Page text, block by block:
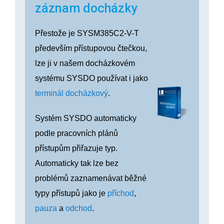
záznam docházky
Přestože je SYSM385C2-V-T
především přístupovou čtečkou,
lze ji v našem docházkovém
systému SYSDO používat i jako
terminál docházkový.
Systém SYSDO automaticky
podle pracovních plánů
přístupům přiřazuje typ.
Automaticky tak lze bez
problémů zaznamenávat běžné
typy přístupů jako je příchod,
pauza a odchod.